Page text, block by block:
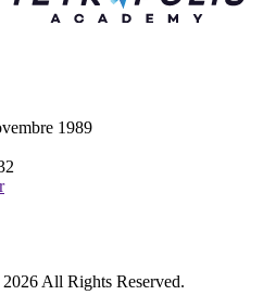
1989
All Rights Reserved.